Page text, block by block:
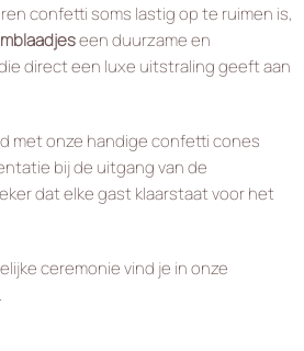
confetti soms lastig op te ruimen is,
een duurzame en
direct een luxe uitstraling geeft aan
met onze handige confetti cones
bij de uitgang van de
dat elke gast klaarstaat voor het
ceremonie vind je in onze